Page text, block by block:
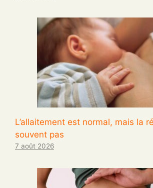
L’allaitement est normal, mais la
souvent pas
7 août 2026